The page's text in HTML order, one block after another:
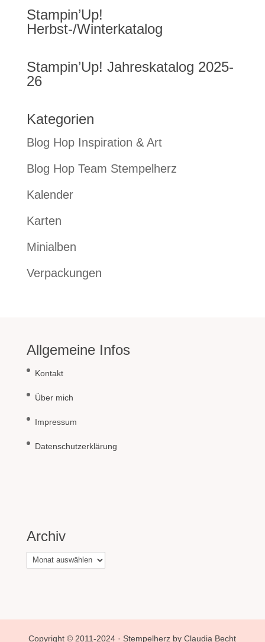
Stampin’Up!
Herbst-/Winterkatalog
Stampin’Up! Jahreskatalog 2025-
26
Kategorien
Blog Hop Inspiration & Art
Blog Hop Team Stempelherz
Kalender
Karten
Minialben
Verpackungen
Allgemeine Infos
Kontakt
Über mich
Impressum
Datenschutzerklärung
Archiv
Archiv
Copyright © 2011-2024 · Stempelherz by Claudia Becht